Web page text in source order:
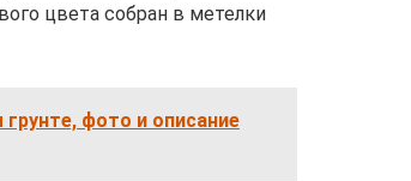
цвета собран в метелки
фото и описание